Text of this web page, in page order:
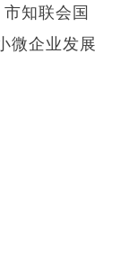
知联会国
微企业发展